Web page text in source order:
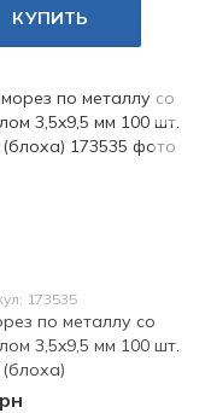
КУПИТЬ
173535
по металлу со
3,5x9,5 мм 100 шт.